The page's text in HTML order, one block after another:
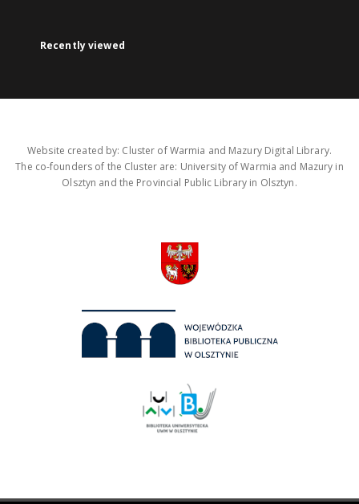
Recently viewed
Website created by: Cluster of Warmia and Mazury Digital Library.
The co-founders of the Cluster are: University of Warmia and Mazury in
Olsztyn and the Provincial Public Library in Olsztyn.